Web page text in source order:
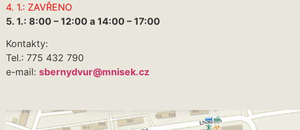
4. 1.: ZAVŘENO
5. 1.: 8:00 – 12:00 a 14:00 – 17:00
Kontakty:
Tel.: 775 432 790
e-mail: sbernydvur@mnisek.cz